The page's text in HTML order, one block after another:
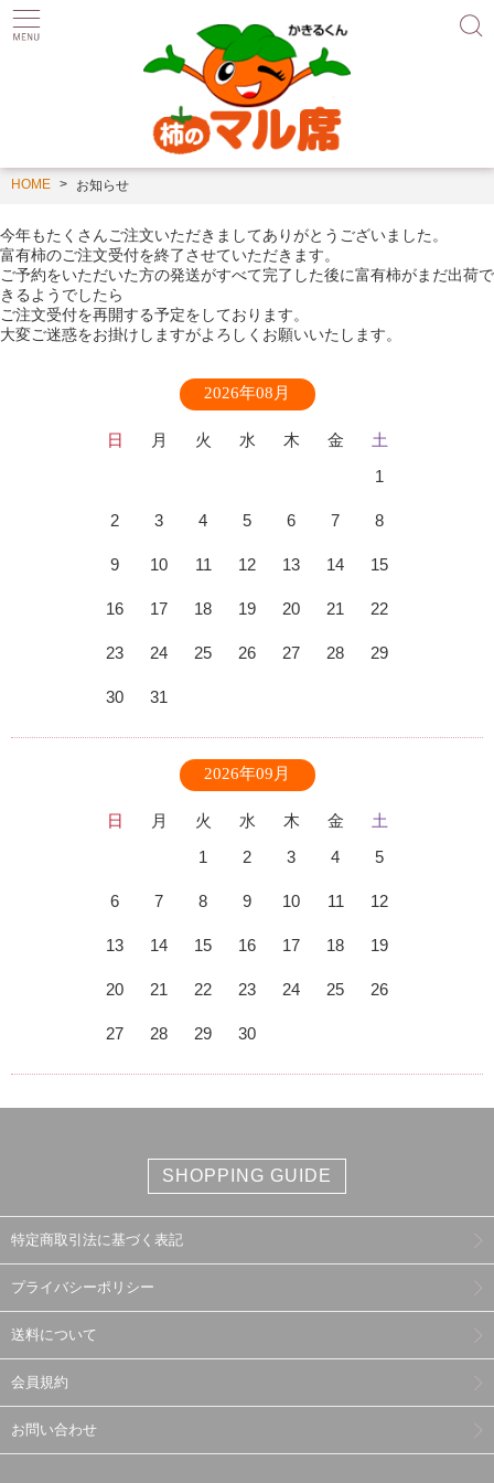
HOME お知らせ
今年もたくさんご注文いただきましてありがとうございました。
富有柿のご注文受付を終了させていただきます。
ご予約をいただいた方の発送がすべて完了した後に富有柿がまだ出荷で
きるようでしたら
ご注文受付を再開する予定をしております。
大変ご迷惑をお掛けしますがよろしくお願いいたします。
2026年08月
日 月 火 水 木 金
土
1
2 3 4 5 6 7 8
9 10 11 12 13 14 15
16 17 18 19 20 21 22
23 24 25 26 27 28 29
30 31
2026年09月
日 月 火 水 木 金
土
1
2 3 4 5
6 7 8 9 10 11 12
13 14 15 16 17 18 19
20 21 22 23 24 25 26
27 28 29 30
SHOPPING GUIDE
特定商取引法に基づく表記
プライバシーポリシー
送料について
会員規約
お問い合わせ